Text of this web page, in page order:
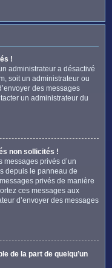
!
administrateur a désactivé
soit un administrateur ou
des messages
un administrateur du
non sollicités !
privés d’un
depuis le panneau de
privés de manière
ces messages aux
d’envoyer des messages
de la part de quelqu’un